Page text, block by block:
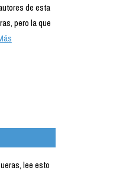
de esta
pero la que
lee esto